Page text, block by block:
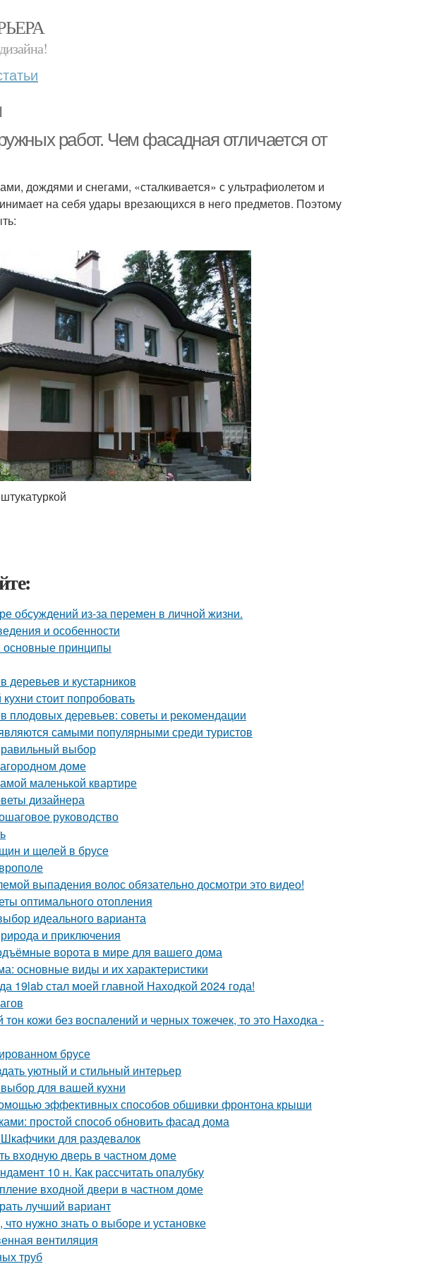
работ. Чем фасадная отличается от
дождями и снегами, «сталкивается» с ультрафиолетом и
на себя удары врезающихся в него предметов. Поэтому
обсуждений из-за перемен в личной жизни.
и особенности
основные принципы
деревьев и кустарников
стоит попробовать
плодовых деревьев: советы и рекомендации
самыми популярными среди туристов
выбор
доме
маленькой квартире
дизайнера
руководство
и щелей в брусе
выпадения волос обязательно досмотри это видео!
оптимального отопления
идеального варианта
и приключения
ворота в мире для вашего дома
основные виды и их характеристики
19lab стал моей главной Находкой 2024 года!
кожи без воспалений и черных тожечек, то это Находка -
брусе
уютный и стильный интерьер
для вашей кухни
эффективных способов обшивки фронтона крыши
простой способ обновить фасад дома
для раздевалок
входную дверь в частном доме
10 н. Как рассчитать опалубку
входной двери в частном доме
лучший вариант
нужно знать о выборе и установке
вентиляция
труб